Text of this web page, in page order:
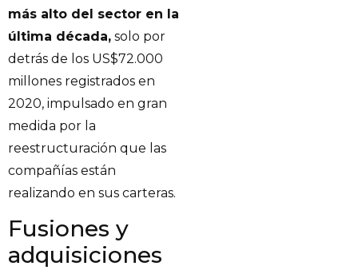
más alto del sector en la
última década, solo por
detrás de los US$72.000
millones registrados en
2020, impulsado en gran
medida por la
reestructuración que las
compañías están
realizando en sus carteras.
Fusiones y
adquisiciones